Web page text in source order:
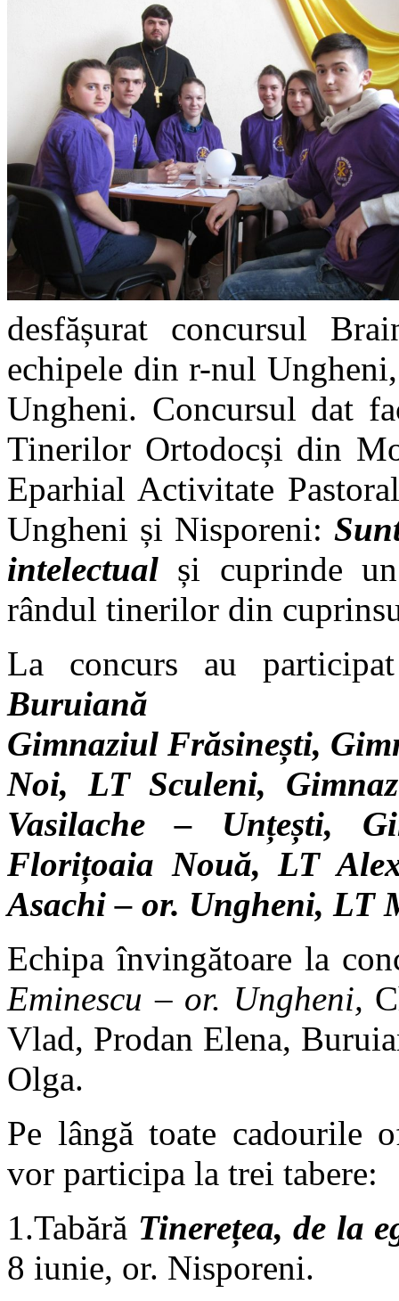
desfășurat concursul
echipele din r-nul
Ungheni. Concursul dat
Tinerilor Ortodocși din
Eparhial Activitate
Ungheni și Nisporeni:
intelectual și cuprinde
rândul tinerilor din
La concurs au
Gimnaziul Frăsinești,
Noi, LT Sculeni,
Vasilache – Unțești,
Florițoaia Nouă,LT
Asachi – or. Ungheni, LT
Echipa învingătoare la
Eminescu – or. Ungheni,
Vlad, Prodan Elena,
Olga.
Pe lângă toate cadourile
vor participa la trei tabere:
1.Tabără Tinerețea, de la
8 iunie, or. Nisporeni.